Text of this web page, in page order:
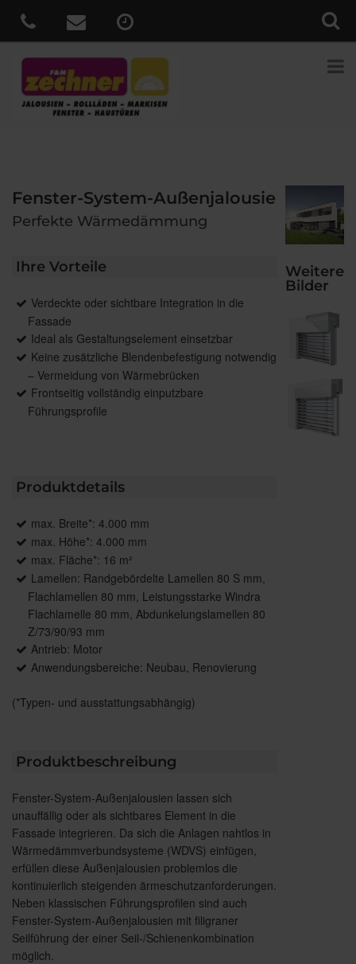
Fenster-System-Außenjalousie
Perfekte Wärmedämmung
Ihre Vorteile
Verdeckte oder sichtbare Integration in die
Fassade
Ideal als Gestaltungselement einsetzbar
Keine zusätzliche Blendenbefestigung notwendig
– Vermeidung von Wärmebrücken
Frontseitig vollständig einputzbare
Führungsprofile
Produktdetails
max. Breite*: 4.000 mm
max. Höhe*: 4.000 mm
max. Fläche*: 16 m²
Lamellen: Randgebördelte Lamellen 80 S mm,
Flachlamellen 80 mm, Leistungsstarke Windra
Flachlamelle 80 mm, Abdunkelungslamellen 80
Z/73/90/93 mm
Antrieb: Motor
Anwendungsbereiche: Neubau, Renovierung
(*Typen- und ausstattungsabhängig)
Produktbeschreibung
Fenster-System-Außenjalousien lassen sich
unauffällig oder als sichtbares Element in die
Fassade integrieren. Da sich die Anlagen nahtlos in
Wärmedämmverbundsysteme (WDVS) einfügen,
erfüllen diese Außenjalousien problemlos die
kontinuierlich steigenden ärmeschutzanforderungen.
Neben klassischen Führungsprofilen sind auch
Fenster-System-Außenjalousien mit filigraner
Seilführung der einer Seil-/Schienenkombination
möglich.
Weitere
Bilder